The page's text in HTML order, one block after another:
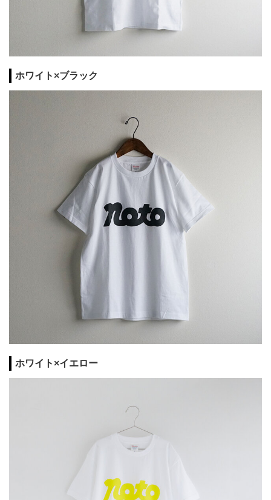
ホワイト×ブラック
ホワイト×イエロー